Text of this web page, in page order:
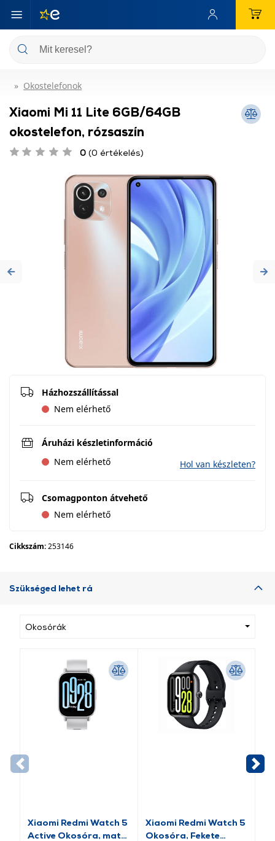
Okostelefonok
Xiaomi Mi 11 Lite 6GB/64GB
okostelefon, rózsaszín
0 (0 értékelés)
Previous
Házhozszállítással
Nem elérhető
Áruházi készletinformáció
Nem elérhető
Hol van készleten?
Csomagponton átvehető
Nem elérhető
Cikkszám:253146
Szükséged lehet rá
Okosórák
Xiaomi Redmi Watch 5
Active Okosóra, matt
Xiaomi Redmi Watch 5
Okosóra, Fekete